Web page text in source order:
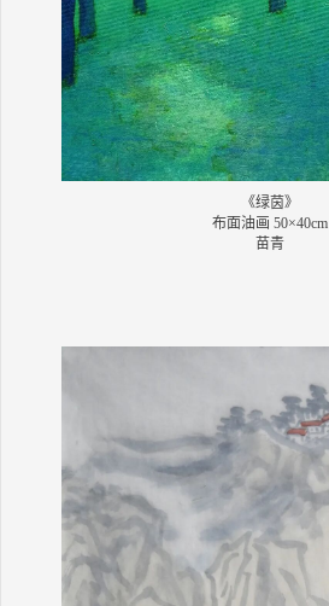
《绿茵》
布面油画 50×40cm
苗青